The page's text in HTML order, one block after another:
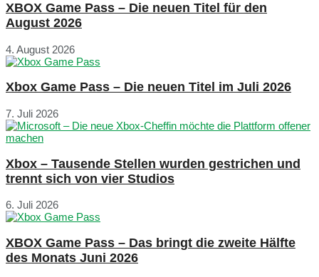
XBOX Game Pass – Die neuen Titel für den
August 2026
4. August 2026
Xbox Game Pass – Die neuen Titel im Juli 2026
7. Juli 2026
Xbox – Tausende Stellen wurden gestrichen und
trennt sich von vier Studios
6. Juli 2026
XBOX Game Pass – Das bringt die zweite Hälfte
des Monats Juni 2026